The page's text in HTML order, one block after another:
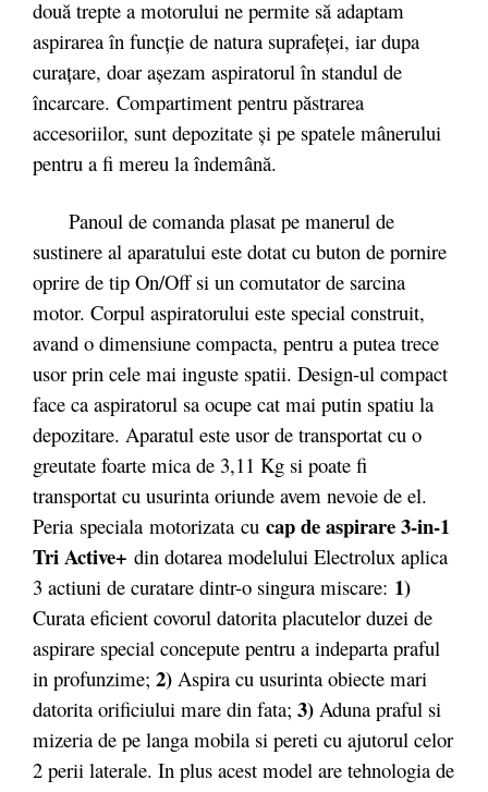
două trepte a motorului ne permite să adaptam
aspirarea în funcţie de natura suprafeţei, iar dupa
curaţare, doar aşezam aspiratorul în standul de
încarcare. Compartiment pentru păstrarea
accesoriilor, sunt depozitate şi pe spatele mânerului
pentru a fi mereu la îndemână.
Panoul de comanda plasat pe manerul de
sustinere al aparatului este dotat cu buton de pornire
oprire de tip On/Off si un comutator de sarcina
motor. Corpul aspiratorului este special construit,
avand o dimensiune compacta, pentru a putea trece
usor prin cele mai inguste spatii. Design-ul compact
face ca aspiratorul sa ocupe cat mai putin spatiu la
depozitare. Aparatul este usor de transportat cu o
greutate foarte mica de 3,11 Kg si poate fi
transportat cu usurinta oriunde avem nevoie de el.
Peria speciala motorizata cu cap de aspirare 3-in-1
Tri Active+ din dotarea modelului Electrolux aplica
3 actiuni de curatare dintr-o singura miscare: 1)
Curata eficient covorul datorita placutelor duzei de
aspirare special concepute pentru a indeparta praful
in profunzime; 2) Aspira cu usurinta obiecte mari
datorita orificiului mare din fata; 3) Aduna praful si
mizeria de pe langa mobila si pereti cu ajutorul celor
2 perii laterale. In plus acest model are tehnologia de